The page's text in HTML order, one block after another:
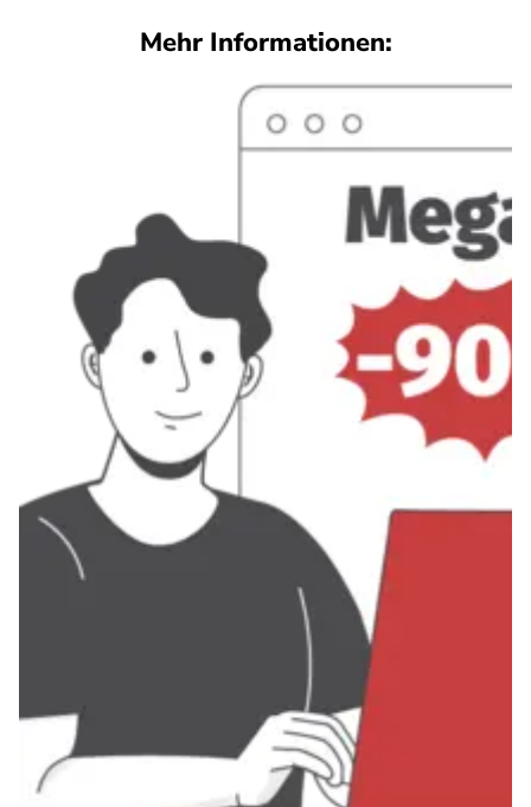
Mehr Informationen: